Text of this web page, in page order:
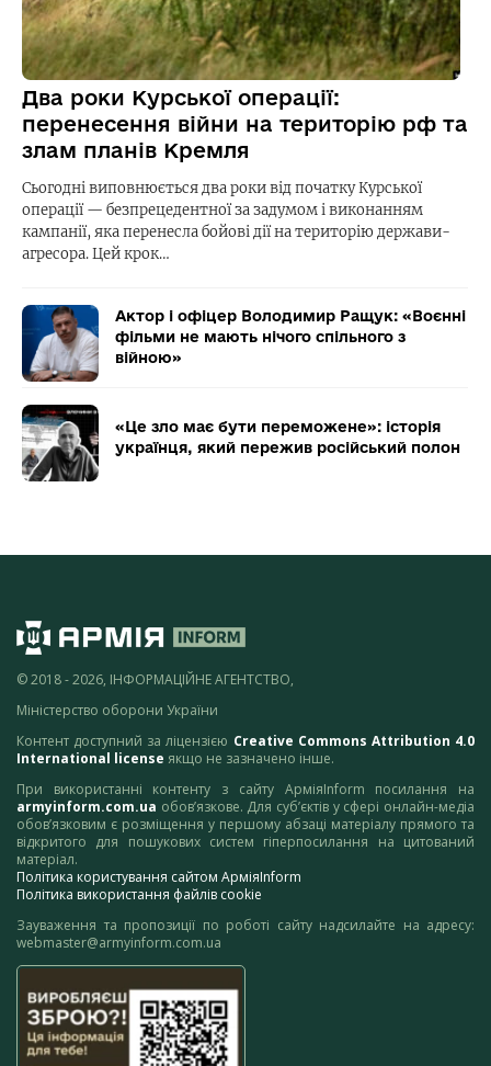
Два роки Курської операції:
перенесення війни на територію рф та
злам планів Кремля
Сьогодні виповнюється два роки від початку Курської
операції — безпрецедентної за задумом і виконанням
кампанії, яка перенесла бойові дії на територію держави-
агресора. Цей крок…
Актор і офіцер Володимир Ращук: «Воєнні
фільми не мають нічого спільного з
війною»
«Це зло має бути переможене»: історія
українця, який пережив російський полон
© 2018 - 2026, ІНФОРМАЦІЙНЕ АГЕНТСТВО,
Міністерство оборони України
Контент доступний за ліцензією Creative Commons Attribution 4.0
International license якщо не зазначено інше.
При використанні контенту з сайту АрміяInform посилання на
armyinform.com.ua обов’язкове. Для суб’єктів у сфері онлайн-медіа
обов’язковим є розміщення у першому абзаці матеріалу прямого та
відкритого для пошукових систем гіперпосилання на цитований
матеріал.
Політика користування сайтом АрміяInform
Політика використання файлів cookie
Зауваження та пропозиції по роботі сайту надсилайте на адресу:
webmaster@armyinform.com.ua